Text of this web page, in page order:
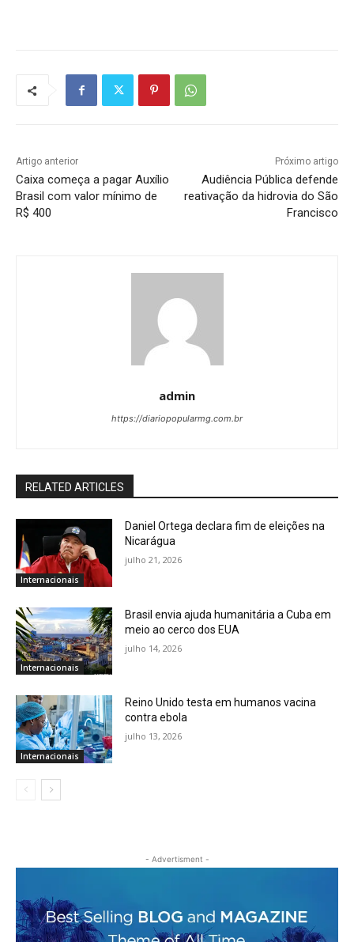
Artigo anterior
Caixa começa a pagar Auxílio
Brasil com valor mínimo de
R$ 400
Próximo artigo
Audiência Pública defende
reativação da hidrovia do São
Francisco
admin
https://diariopopularmg.com.br
RELATED ARTICLES
Internacionais
Daniel Ortega declara fim de eleições na
Nicarágua
julho 21, 2026
Internacionais
Brasil envia ajuda humanitária a Cuba em
meio ao cerco dos EUA
julho 14, 2026
Internacionais
Reino Unido testa em humanos vacina
contra ebola
julho 13, 2026
- Advertisment -